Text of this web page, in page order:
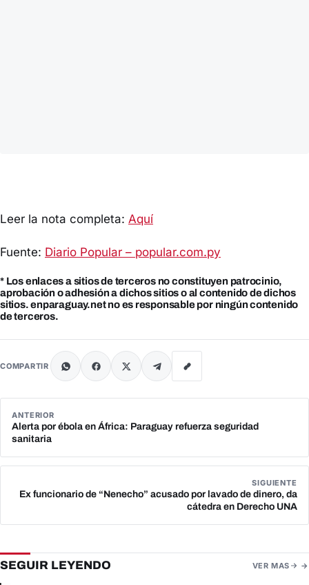
Leer la nota completa: Aquí
Fuente: Diario Popular – popular.com.py
* Los enlaces a sitios de terceros no constituyen patrocinio,
aprobación o adhesión a dichos sitios o al contenido de dichos
sitios. enparaguay.net no es responsable por ningún contenido
de terceros.
COMPARTIR
ANTERIOR
Alerta por ébola en África: Paraguay refuerza seguridad
sanitaria
SIGUIENTE
Ex funcionario de “Nenecho” acusado por lavado de dinero, da
cátedra en Derecho UNA
SEGUIR LEYENDO VER MAS